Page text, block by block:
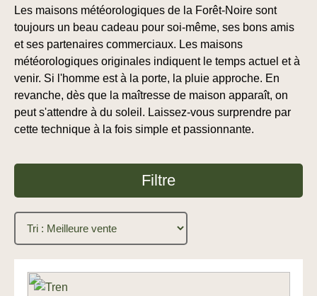
Les maisons météorologiques de la Forêt-Noire sont
toujours un beau cadeau pour soi-même, ses bons amis
et ses partenaires commerciaux. Les maisons
météorologiques originales indiquent le temps actuel et à
venir. Si l'homme est à la porte, la pluie approche. En
revanche, dès que la maîtresse de maison apparaît, on
peut s'attendre à du soleil. Laissez-vous surprendre par
cette technique à la fois simple et passionnante.
Filtre